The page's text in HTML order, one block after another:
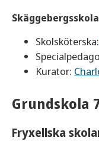
Skolsköterska:
Kurator:
Grundskola
Fryxellska